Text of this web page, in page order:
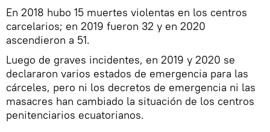
En 2018 hubo 15 muertes violentas en los centros
carcelarios; en 2019 fueron 32 y en 2020
ascendieron a 51.
Luego de graves incidentes, en 2019 y 2020 se
declararon varios estados de emergencia para las
cárceles, pero ni los decretos de emergencia ni las
masacres han cambiado la situación de los centros
penitenciarios ecuatorianos.